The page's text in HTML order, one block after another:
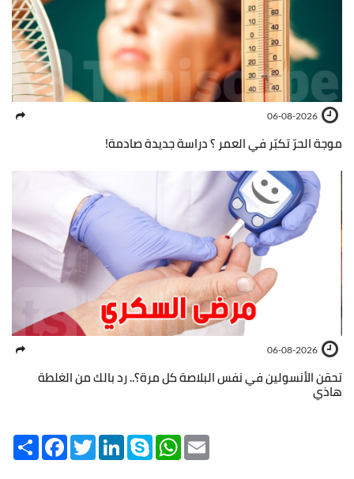
06-08-2026
موجة الحرّ تكبّر في العمر ؟ دراسة جديدة صادمة!
06-08-2026
تحقن الأنسولين في نفس البلاصة كل مرة؟.. رد بالك من الغلطة
هاذي
Share FacebookTwitterLinkedInSkype WhatsApp